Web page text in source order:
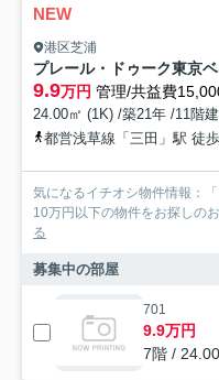
NEW
港区芝浦
プレール・ドゥーク東京
9.9万円 管理/共益費
24.00㎡ (1K) /築21年 /11階建
都営浅草線「三田」駅 徒
気になるイチオシ物件情報：
10万円以下の物件をお探しの
る
募集中の部屋
701
9.9万円
7階 /